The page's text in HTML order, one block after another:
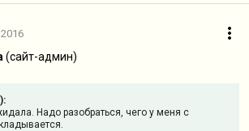
(сайт-админ)
Надо разобраться, чего у меня с